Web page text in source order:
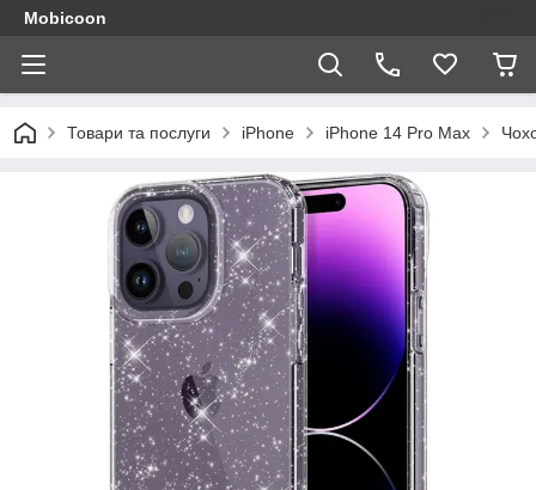
Mobicoon
Товари та послуги iPhone iPhone 14 Pro Max